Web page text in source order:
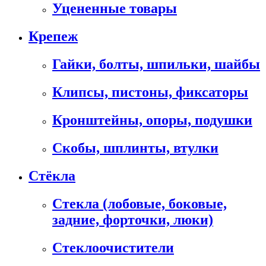
Уцененные товары
Крепеж
Гайки, болты, шпильки, шайбы
Клипсы, пистоны, фиксаторы
Кронштейны, опоры, подушки
Скобы, шплинты, втулки
Стёкла
Стекла (лобовые, боковые,
задние, форточки, люки)
Стеклоочистители